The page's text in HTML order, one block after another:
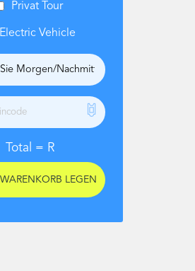
Privat Tour
Electric Vehicle
Total = R